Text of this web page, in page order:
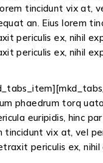
tincidunt vix at,
an. Eius lorem
periculis ex, nihil
periculis ex, nihil
phaedrum torq
euripidis, hinc
tincidunt vix at, vel
periculis ex,